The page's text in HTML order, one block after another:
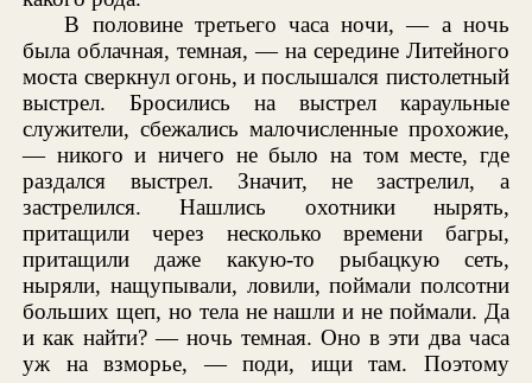
В половине третьего часа ночи, — а ночь
была облачная, темная, — на середине Литейного
моста сверкнул огонь, и послышался пистолетный
выстрел. Бросились на выстрел караульные
служители, сбежались малочисленные прохожие,
— никого и ничего не было на том месте, где
раздался выстрел. Значит, не застрелил, а
застрелился. Нашлись охотники нырять,
притащили через несколько времени багры,
притащили даже какую-то рыбацкую сеть,
ныряли, нащупывали, ловили, поймали полсотни
больших щеп, но тела не нашли и не поймали. Да
и как найти? — ночь темная. Оно в эти два часа
уж на взморье, — поди, ищи там. Поэтому